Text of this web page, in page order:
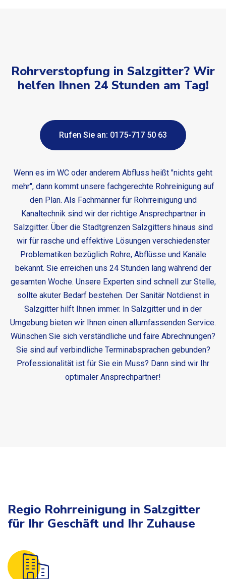
Rohrverstopfung in Salzgitter? Wir
helfen Ihnen 24 Stunden am Tag!
Rufen Sie an: 0175-717 50 63
Wenn es im WC oder anderem Abfluss heißt "nichts geht
mehr", dann kommt unsere fachgerechte Rohreinigung auf
den Plan. Als Fachmänner für Rohrreinigung und
Kanaltechnik sind wir der richtige Ansprechpartner in
Salzgitter. Über die Stadtgrenzen Salzgitters hinaus sind
wir für rasche und effektive Lösungen verschiedenster
Problematiken bezüglich Rohre, Abflüsse und Kanäle
bekannt. Sie erreichen uns 24 Stunden lang während der
gesamten Woche. Unsere Experten sind schnell zur Stelle,
sollte akuter Bedarf bestehen. Der Sanitär Notdienst in
Salzgitter hilft Ihnen immer. In Salzgitter und in der
Umgebung bieten wir Ihnen einen allumfassenden Service.
Wünschen Sie sich verständliche und faire Abrechnungen?
Sie sind auf verbindliche Terminabsprachen gebunden?
Professionalität ist für Sie ein Muss? Dann sind wir Ihr
optimaler Ansprechpartner!
Regio Rohrreinigung in Salzgitter
für Ihr Geschäft und Ihr Zuhause